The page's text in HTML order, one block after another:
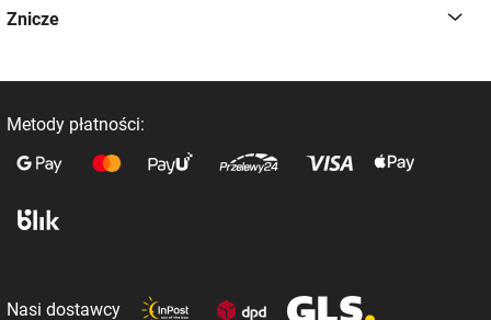
Znicze
Metody płatności:
Nasi dostawcy